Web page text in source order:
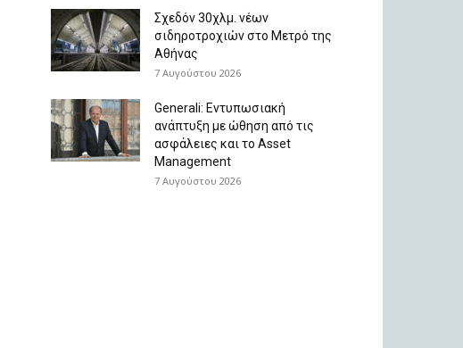
Σχεδόν 30χλμ. νέων
σιδηροτροχιών στο Μετρό της
Αθήνας
7 Αυγούστου 2026
Generali: Eντυπωσιακή
ανάπτυξη με ώθηση από τις
ασφάλειες και το Asset
Management
7 Αυγούστου 2026